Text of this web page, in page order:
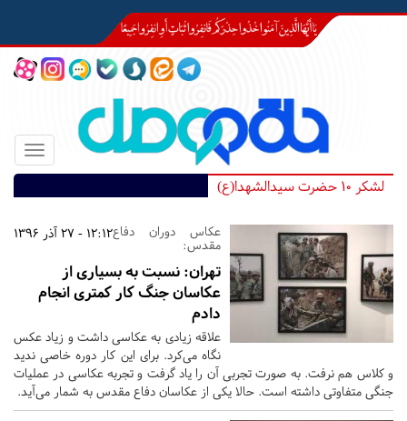
Toggle
لشکر 10 حضرت سیدالشهدا(ع)
12:12 - 27 آذر 1396عکاس دوران دفاع
مقدس:
تهران: نسبت به بسیاری از
عکاسان جنگ کار کمتری انجام
دادم
علاقه زیادی به عکاسی داشت و زیاد عکس
نگاه می‌کرد. برای این کار دوره خاصی ندید
و کلاس هم نرفت. به صورت تجربی آن را یاد گرفت و تجربه عکاسی در عملیات‌
جنگی متفاوتی داشته است. حالا یکی از عکاسان دفاع مقدس به شمار می‌آید.